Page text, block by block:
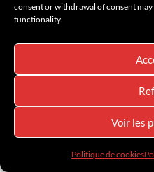
consent or withdrawal of consent
functionality.
Voir les
Politique de cookies
MAGAZINE –
AMILCAR
Alexandre Joulia,
photographe
AMILCAR